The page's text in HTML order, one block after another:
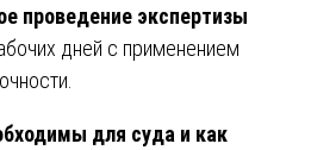
проведение экспертизы
дней с применением
для суда и как